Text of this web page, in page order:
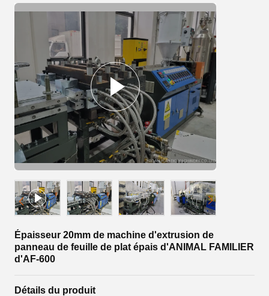
Épaisseur 20mm de machine d'extrusion de
panneau de feuille de plat épais d'ANIMAL FAMILIER
d'AF-600
Détails du produit